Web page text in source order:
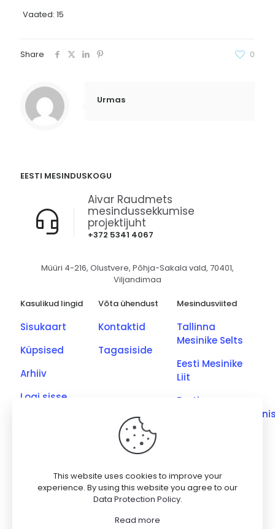
Vaated: 15
Share 0
Urmas
EESTI MESINDUSKOGU
+372 5341 4067
Aivar Raudmets
mesindussekkumise
projektijuht
Müüri 4-216, Olustvere, Põhja-Sakala vald, 70401,
Viljandimaa
Kasulikud lingid
Sisukaart
Küpsised
Arhiiv
Logi sisse
Võta ühendust
Kontaktid
Tagasiside
Mesindusviited
Tallinna
Mesinike Selts
Eesti Mesinike
Liit
Eesti
Saaremaa
Meetootjate
Ühing
This website uses cookies to improve your
experience. By using this website you agree to our
Data Protection Policy.
Read more